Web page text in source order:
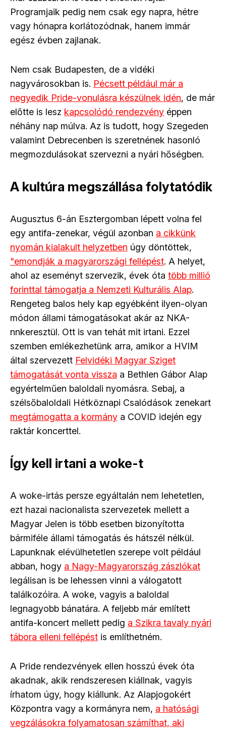
Programjaik pedig nem csak egy napra, hétre
vagy hónapra korlátozódnak, hanem immár
egész évben zajlanak.
Nem csak Budapesten, de a vidéki
nagyvárosokban is. Pécsett például már a
negyedik Pride-vonulásra készülnek idén, de már
előtte is lesz kapcsolódó rendezvény éppen
néhány nap múlva. Az is tudott, hogy Szegeden
valamint Debrecenben is szeretnének hasonló
megmozdulásokat szervezni a nyári hőségben.
A kultúra megszállása folytatódik
Augusztus 6-án Esztergomban lépett volna fel
egy antifa-zenekar, végül azonban a cikkünk
nyomán kialakult helyzetben úgy döntöttek,
"emondják a magyarországi fellépést. A helyet,
ahol az eseményt szervezik, évek óta több millió
forinttal támogatja a Nemzeti Kulturális Alap.
Rengeteg balos hely kap egyébként ilyen-olyan
módon állami támogatásokat akár az NKA-
nnkeresztül. Ott is van tehát mit irtani. Ezzel
szemben emlékezhetünk arra, amikor a HVIM
által szervezett Felvidéki Magyar Sziget
támogatását vonta vissza a Bethlen Gábor Alap
egyértelműen baloldali nyomásra. Sebaj, a
szélsőbaloldali Hétköznapi Csalódások zenekart
megtámogatta a kormány a COVID idején egy
raktár koncerttel.
Így kell irtani a woke-t
A woke-irtás persze egyáltalán nem lehetetlen,
ezt hazai nacionalista szervezetek mellett a
Magyar Jelen is több esetben bizonyította
bármiféle állami támogatás és hátszél nélkül.
Lapunknak elévülhetetlen szerepe volt például
abban, hogy a Nagy-Magyarország zászlókat
legálisan is be lehessen vinni a válogatott
találkozóira. A woke, vagyis a baloldal
legnagyobb bánatára. A feljebb már említett
antifa-koncert mellett pedig a Szikra tavaly nyári
tábora elleni fellépést is említhetném.
A Pride rendezvények ellen hosszú évek óta
akadnak, akik rendszeresen kiállnak, vagyis
írhatom úgy, hogy kiállunk. Az Alapjogokért
Központra vagy a kormányra nem, a hatósági
vegzálásokra folyamatosan számíthat, aki